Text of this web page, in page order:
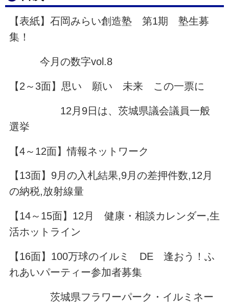
【表紙】石岡みらい創造塾 第1期 塾生募
集！
今月の数字vol.8
【2～3面】思い 願い 未来 この一票に
12月9日は、茨城県議会議員一般
選挙
【4～12面】情報ネットワーク
【13面】9月の入札結果,9月の差押件数,12月
の納税,放射線量
【14～15面】12月 健康・相談カレンダー,生
活ホットライン
【16面】100万球のイルミ DE 逢おう！ふ
れあいパーティー参加者募集
茨城県フラワーパーク・イルミネー